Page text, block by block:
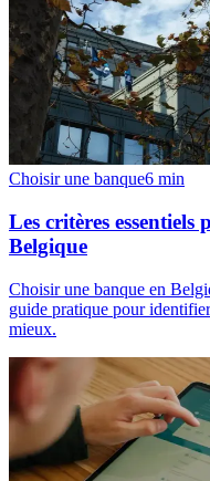
Choisir une banque6 min
Les critères
Belgique
Choisir une banque en
guide pratique pour
mieux.